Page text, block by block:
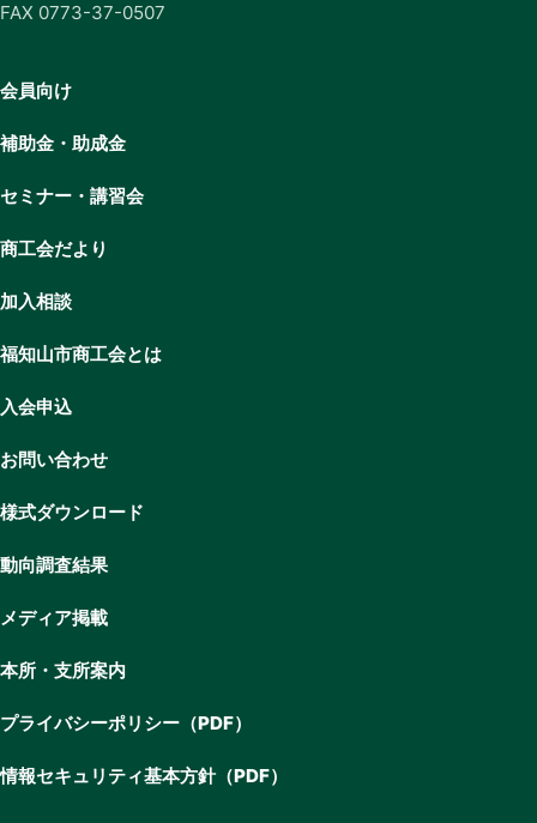
FAX 0773-37-0507
会員向け
補助金・助成金
セミナー・講習会
商工会だより
加入相談
福知山市商工会とは
入会申込
お問い合わせ
様式ダウンロード
動向調査結果
メディア掲載
本所・支所案内
プライバシーポリシー（PDF）
情報セキュリティ基本方針（PDF）